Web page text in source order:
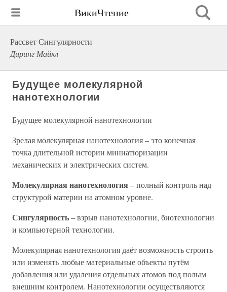
ВикиЧтение
Рассвет Сингулярности
Диринг Майкл
Будущее молекулярной
нанотехнологии
Будущее молекулярной нанотехнологии
Зрелая молекулярная нанотехнология – это конечная
точка длительной истории миниатюризации
механических и электрических систем.
Молекулярная нанотехнология – полный контроль над
структурой материи на атомном уровне.
Сингулярность– взрыв нанотехнологии, биотехнологии
и компьютерной технологии.
Молекулярная нанотехнология даёт возможность строить
или изменять любые материальные объекты путём
добавления или удаления отдельных атомов под полым
внешним контролем. Нанотехнологии осуществляются